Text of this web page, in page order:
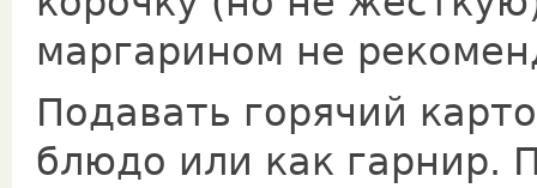
маргарином не
Подавать горячий
блюдо или как гарнир.